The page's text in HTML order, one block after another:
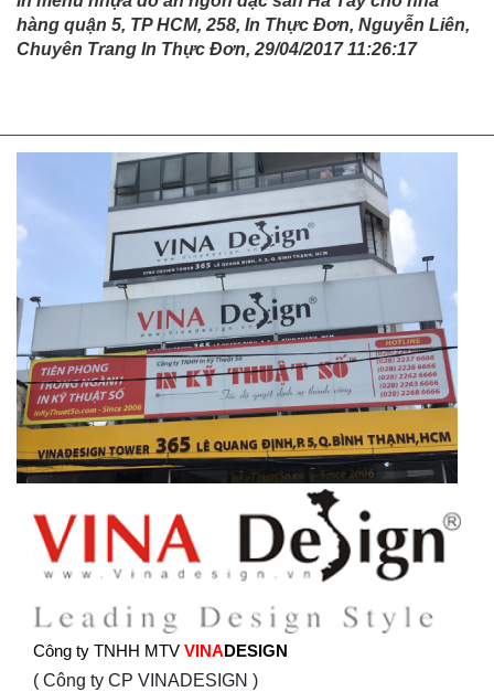
hàng quận 5, TP HCM, 258, In Thực Đơn, Nguyễn Liên,
Chuyên Trang In Thực Đơn, 29/04/2017 11:26:17
Công ty TNHH MTV VINADESIGN
( Công ty CP VINADESIGN )